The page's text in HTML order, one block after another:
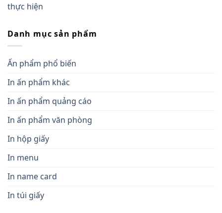
thực hiện
Danh mục sản phẩm
Ấn phẩm phổ biến
In ấn phẩm khác
In ấn phẩm quảng cáo
In ấn phẩm văn phòng
In hộp giấy
In menu
In name card
In túi giấy